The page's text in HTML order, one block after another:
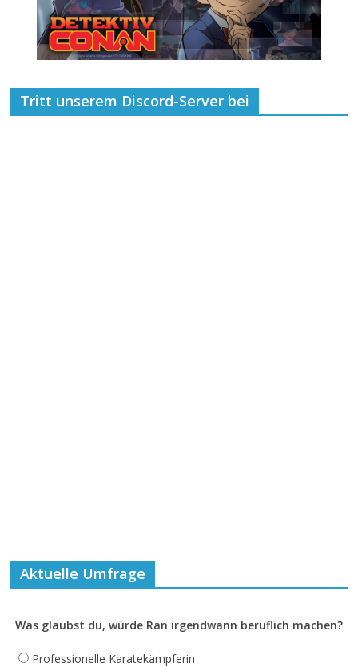
Tritt unserem Discord-Server bei
Aktuelle Umfrage
Was glaubst du, würde Ran irgendwann beruflich machen?
Professionelle Karatekämpferin